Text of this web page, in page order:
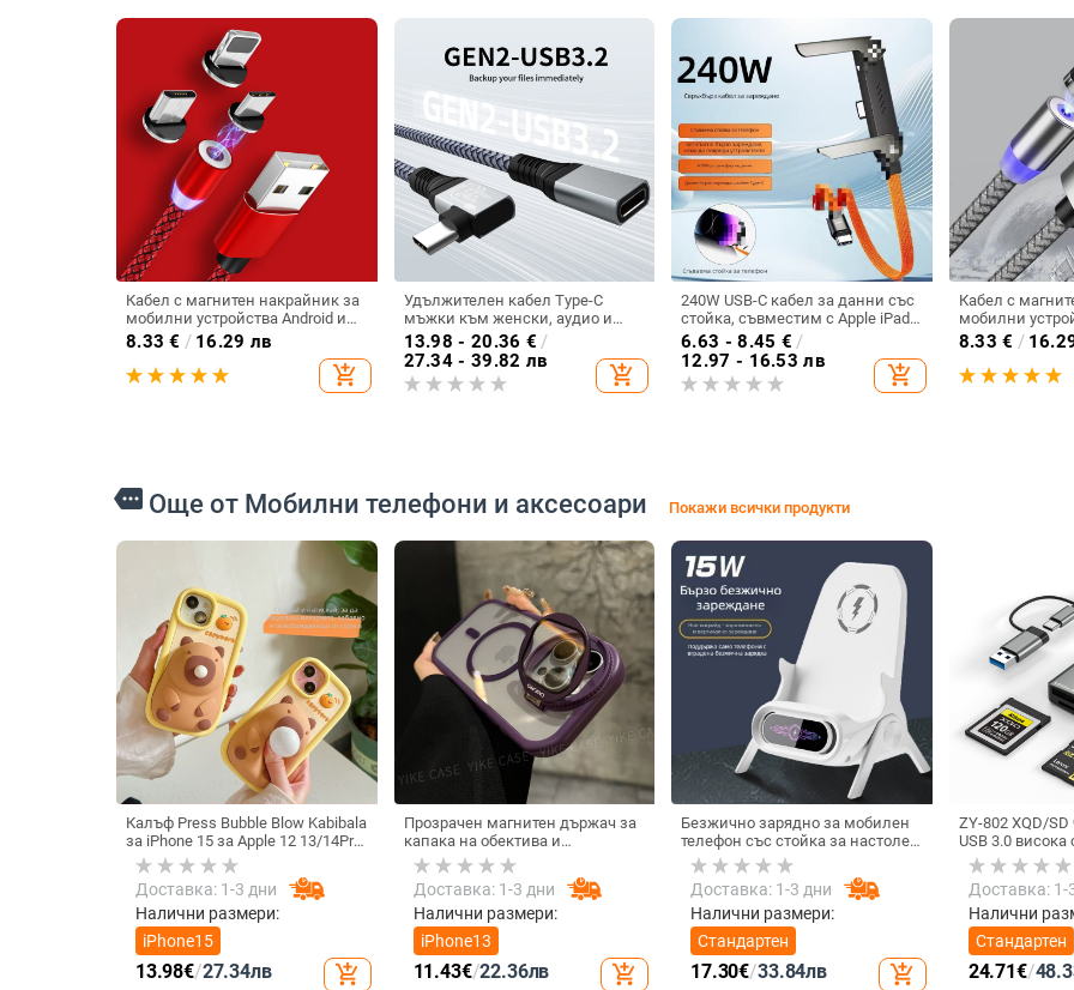
Кабел с магнитен накрайник за
мобилни устройства Android и
iOS - бързо зареждане и
синхронизиране TYPE-C, Micro
USB и LIghting в
8.33 € / 16.29 лв
add_shopping_cart
Удължителен кабел Type-C
мъжки към женски, аудио и
видео кабел за данни, 4K
проекционен кабел за екран,
адаптер C-към-C женски, бързо
зареждане 20Gbps
13.98 - 20.36 € /
27.34 - 39.82 лв
add_shopping_cart
240W USB-C кабел за данни със
стойка, съвместим с Apple iPad
15/16/17 и Huawei таблети,
бързо зареждане
6.63 - 8.45 € /
12.97 - 16.53 лв
add_shopping_cart
Кабел с
мобилни
iOS - бързо
USB и LIghting в
8.33 € /
more Още от Мобилни телефони и аксесоари Покажи всички продукти
Калъф Press Bubble Blow Kabibala
за iPhone 15 за Apple 12 13/14Pro
Max, устойчив на изпускане 11
Доставка: 1-3 дни
Налични размери:
iPhone15
13.98€/27.34лв add_shopping_cart
Прозрачен магнитен държач за
капака на обектива и
удароустойчив твърд калъф за
iPhone 17 Pro Max
Доставка: 1-3 дни
Налични размери:
iPhone13
11.43€/22.36лв add_shopping_cart
Безжично зарядно за мобилен
телефон със стойка за настолен
монтаж за хоризонтално или
вертикално ползване, QC3.0, 2 A,
15 W, Бързо зареждане
Доставка: 1-3 дни
Налични размери:
Стандартен
17.30€/33.84лв add_shopping_cart
ZY-802 XQD/
USB 3.0 висока
интерфейс
алуминиев
Доставка: 1-
Налични
Стандартен
24.71€/